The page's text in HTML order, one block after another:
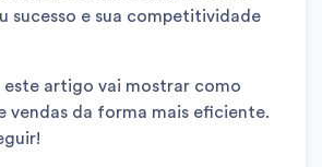
sucesso e sua competitividade
este artigo vai mostrar como
vendas da forma mais eficiente.